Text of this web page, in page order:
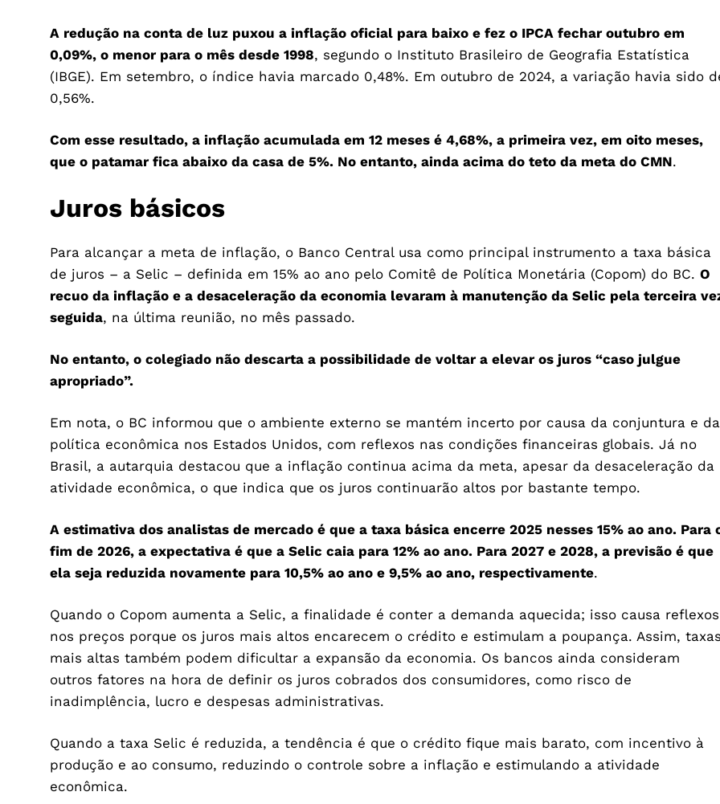
A redução na conta de luz puxou a inflação oficial para baixo e fez o IPCA fechar outubro em
0,09%, o menor para o mês desde 1998, segundo o Instituto Brasileiro de Geografia Estatística
(IBGE). Em setembro, o índice havia marcado 0,48%. Em outubro de 2024, a variação havia sido
0,56%.
Com esse resultado, a inflação acumulada em 12 meses é 4,68%, a primeira vez, em oito meses,
que o patamar fica abaixo da casa de 5%. No entanto, ainda acima do teto da meta do CMN.
Juros básicos
Para alcançar a meta de inflação, o Banco Central usa como principal instrumento a taxa básica
de juros – a Selic – definida em 15% ao ano pelo Comitê de Política Monetária (Copom) do BC. O
recuo da inflação e a desaceleração da economia levaram à manutenção da Selic pela terceira
seguida, na última reunião, no mês passado.
No entanto, o colegiado não descarta a possibilidade de voltar a elevar os juros “caso julgue
apropriado”.
Em nota, o BC informou que o ambiente externo se mantém incerto por causa da conjuntura e da
política econômica nos Estados Unidos, com reflexos nas condições financeiras globais. Já no
Brasil, a autarquia destacou que a inflação continua acima da meta, apesar da desaceleração da
atividade econômica, o que indica que os juros continuarão altos por bastante tempo.
A estimativa dos analistas de mercado é que a taxa básica encerre 2025 nesses 15% ao ano. Para
fim de 2026, a expectativa é que a Selic caia para 12% ao ano. Para 2027 e 2028, a previsão é que
ela seja reduzida novamente para 10,5% ao ano e 9,5% ao ano, respectivamente.
Quando o Copom aumenta a Selic, a finalidade é conter a demanda aquecida; isso causa reflexos
nos preços porque os juros mais altos encarecem o crédito e estimulam a poupança. Assim,
mais altas também podem dificultar a expansão da economia. Os bancos ainda consideram
outros fatores na hora de definir os juros cobrados dos consumidores, como risco de
inadimplência, lucro e despesas administrativas.
Quando a taxa Selic é reduzida, a tendência é que o crédito fique mais barato, com incentivo à
produção e ao consumo, reduzindo o controle sobre a inflação e estimulando a atividade
econômica.